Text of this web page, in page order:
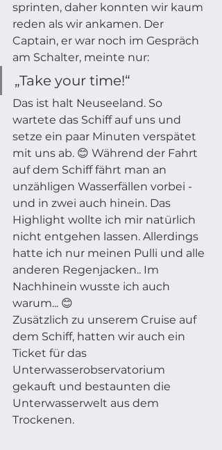
sprinten, daher konnten wir kaum
reden als wir ankamen. Der
Captain, er war noch im Gespräch
am Schalter, meinte nur:
„Take your time!“
Das ist halt Neuseeland. So
wartete das Schiff auf uns und
setze ein paar Minuten verspätet
mit uns ab. 😊 Während der Fahrt
auf dem Schiff fährt man an
unzähligen Wasserfällen vorbei -
und in zwei auch hinein. Das
Highlight wollte ich mir natürlich
nicht entgehen lassen. Allerdings
hatte ich nur meinen Pulli und alle
anderen Regenjacken.. Im
Nachhinein wusste ich auch
warum... 😊
Zusätzlich zu unserem Cruise auf
dem Schiff, hatten wir auch ein
Ticket für das
Unterwasserobservatorium
gekauft und bestaunten die
Unterwasserwelt aus dem
Trockenen.